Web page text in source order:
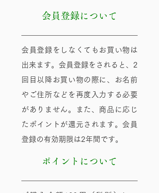
会員登録について
会員登録をしなくてもお買い物は
出来ます。会員登録をされると、2
回目以降お買い物の際に、お名前
やご住所などを再度入力する必要
がありません。また、商品に応じ
たポイントが還元されます。会員
登録の有効期限は2年間です。
ポイントについて